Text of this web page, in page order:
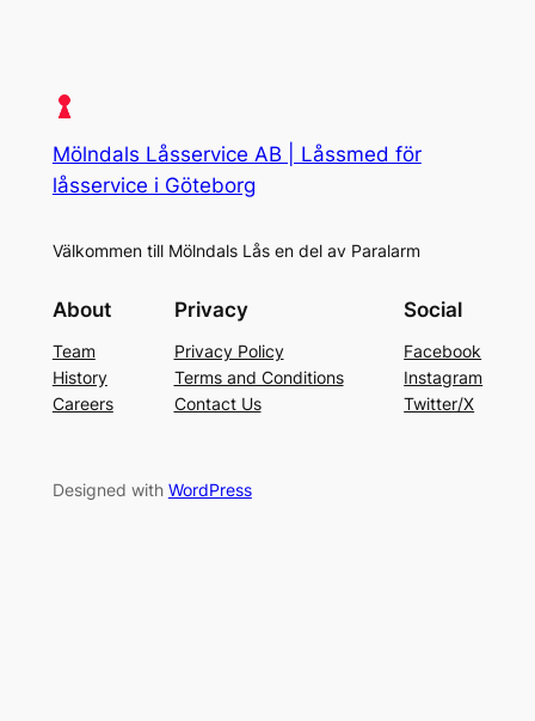
Mölndals Låsservice AB | Låssmed för
låsservice i Göteborg
Välkommen till Mölndals Lås en del av Paralarm
About
Team
History
Careers
Privacy
Privacy Policy
Terms and Conditions
Contact Us
Social
Facebook
Instagram
Twitter/X
Designed with WordPress